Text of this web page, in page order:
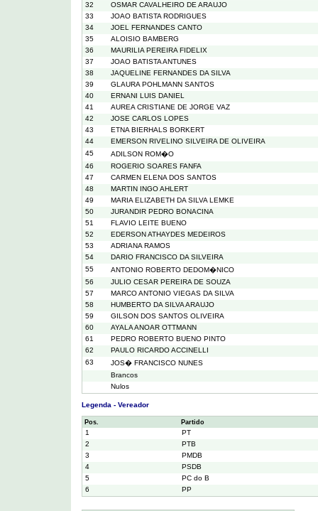
32
OSMAR CAVALHEIRO DE ARAUJO
33
JOAO BATISTA RODRIGUES
34
JOEL FERNANDES CANTO
35
ALOISIO BAMBERG
36
MAURILIA PEREIRA FIDELIX
37
JOAO BATISTA ANTUNES
38
JAQUELINE FERNANDES DA SILVA
39
GLAURA POHLMANN SANTOS
40
ERNANI LUIS DANIEL
41
AUREA CRISTIANE DE JORGE VAZ
42
JOSE CARLOS LOPES
43
ETNA BIERHALS BORKERT
44
EMERSON RIVELINO SILVEIRA DE OLIVEIRA
45
ADILSON ROM�O
46
ROGERIO SOARES FANFA
47
CARMEN ELENA DOS SANTOS
48
MARTIN INGO AHLERT
49
MARIA ELIZABETH DA SILVA LEMKE
50
JURANDIR PEDRO BONACINA
51
FLAVIO LEITE BUENO
52
EDERSON ATHAYDES MEDEIROS
53
ADRIANA RAMOS
54
DARIO FRANCISCO DA SILVEIRA
55
ANTONIO ROBERTO DEDOM�NICO
56
JULIO CESAR PEREIRA DE SOUZA
57
MARCO ANTONIO VIEGAS DA SILVA
58
HUMBERTO DA SILVA ARAUJO
59
GILSON DOS SANTOS OLIVEIRA
60
AYALA ANOAR OTTMANN
61
PEDRO ROBERTO BUENO PINTO
62
PAULO RICARDO ACCINELLI
63
JOS� FRANCISCO NUNES
Brancos
Nulos
Legenda - Vereador
Pos. Partido
1
PT
2
PTB
3
PMDB
4
PSDB
5
PC do B
6
PP